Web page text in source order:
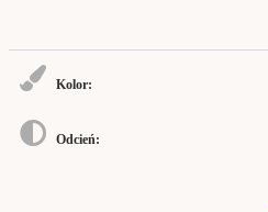
Kolor:
Odcień: